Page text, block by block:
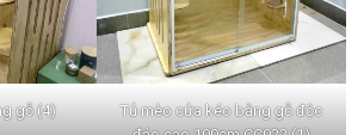
gỗ (4)
Tủ mèo cửa kéo bằng gỗ độc